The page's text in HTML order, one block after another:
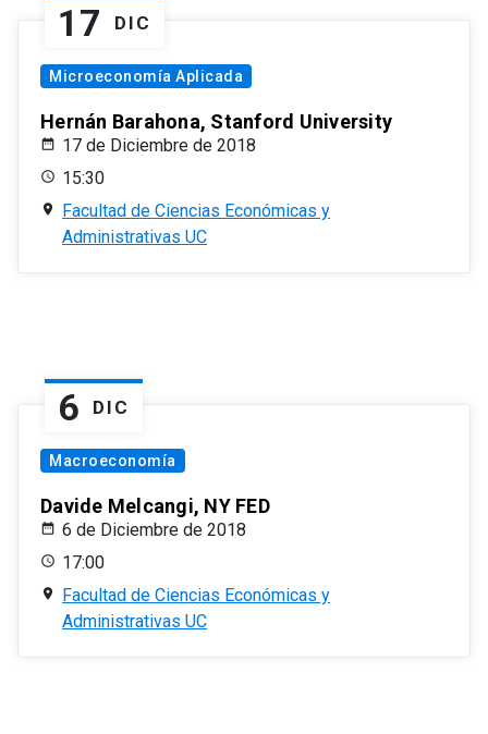
17 DIC
Microeconomía Aplicada
Hernán Barahona, Stanford University
17 de Diciembre de 2018
15:30
Facultad de Ciencias Económicas y
Administrativas UC
6 DIC
Macroeconomía
Davide Melcangi, NY FED
6 de Diciembre de 2018
17:00
Facultad de Ciencias Económicas y
Administrativas UC